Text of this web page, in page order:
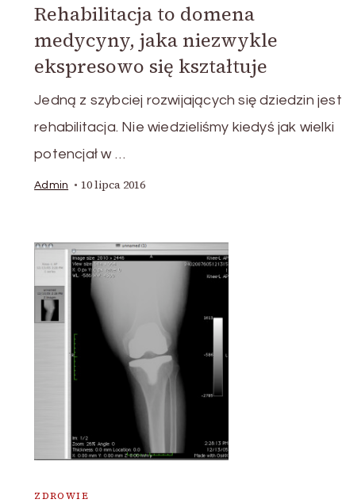
Rehabilitacja to domena
medycyny, jaka niezwykle
ekspresowo się kształtuje
Jedną z szybciej rozwijających się dziedzin jest
rehabilitacja. Nie wiedzieliśmy kiedyś jak wielki
potencjał w …
Admin 10 lipca 2016
ZDROWIE